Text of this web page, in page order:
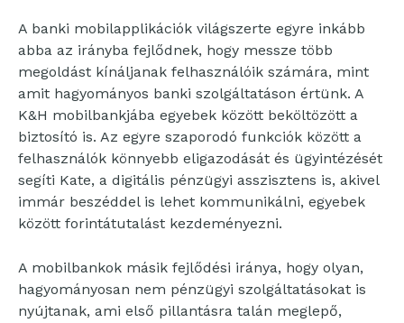
A banki mobilapplikációk világszerte egyre inkább
abba az irányba fejlődnek, hogy messze több
megoldást kínáljanak felhasználóik számára, mint
amit hagyományos banki szolgáltatáson értünk. A
K&H mobilbankjába egyebek között beköltözött a
biztosító is. Az egyre szaporodó funkciók között a
felhasználók könnyebb eligazodását és ügyintézését
segíti Kate, a digitális pénzügyi asszisztens is, akivel
immár beszéddel is lehet kommunikálni, egyebek
között forintátutalást kezdeményezni.
A mobilbankok másik fejlődési iránya, hogy olyan,
hagyományosan nem pénzügyi szolgáltatásokat is
nyújtanak, ami első pillantásra talán meglepő,